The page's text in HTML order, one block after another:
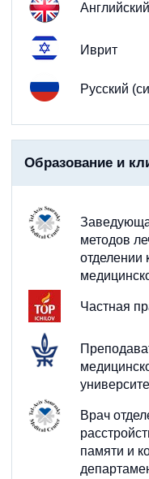
Английский
Иврит
Русский
Образование и
методов
отделении
Частная
Врач
памяти и